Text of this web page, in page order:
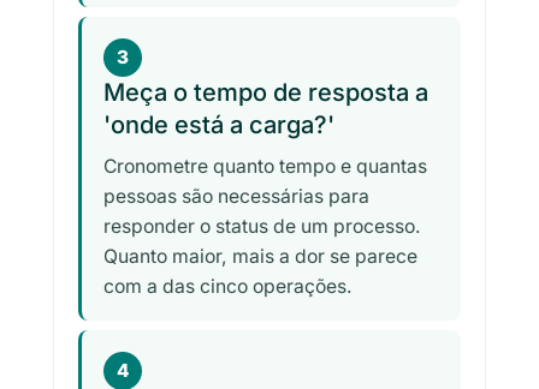
3
Meça o tempo de resposta a
'onde está a carga?'
Cronometre quanto tempo e quantas
pessoas são necessárias para
responder o status de um processo.
Quanto maior, mais a dor se parece
com a das cinco operações.
4